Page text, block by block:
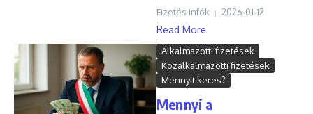
Fizetés Infók 2026-01-12
Read More
Alkalmazotti fizetések
Közalkalmazotti fizetések
Mennyit keres?
Mennyi a